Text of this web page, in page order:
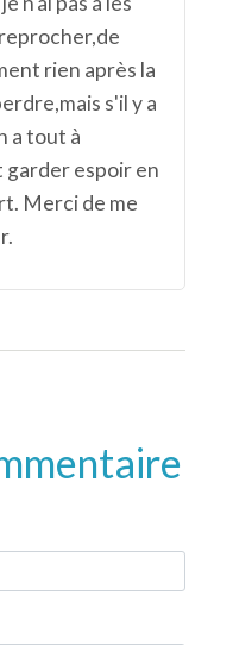
rien après la
s'il y a
a tout à
espoir en
Merci de me